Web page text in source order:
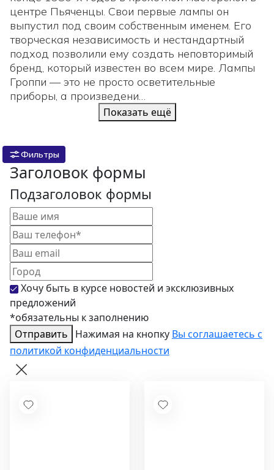
центре Пьяченцы. Свои первые лампы он
выпустил под своим собственным именем. Его
творческая независимость и нестандартный
подход позволили ему создать неповторимый
бренд, который известен во всем мире. Лампы
Гроппи — это не просто осветительные
приборы, а произведени…
Показать ещё
Фильтры
Заголовок формы
Подзаголовок формы
Хочу быть в курсе новостей и эксклюзивных
предложений
*обязательны к заполнению
Отправить
Нажимая на кнопку Вы соглашаетесь с
политикой конфиденциальности